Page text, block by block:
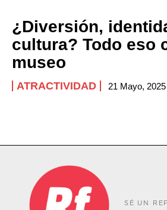
¿Diversión,
cultura? Todo eso
museo
ATRACTIVIDAD 21 Mayo, 2025
SÉ UN